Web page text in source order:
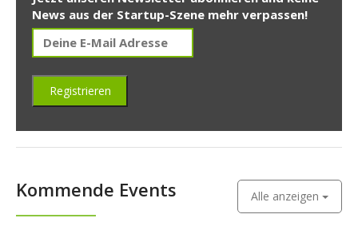
News aus der Startup-Szene mehr verpassen!
Kommende Events Alle anzeigen